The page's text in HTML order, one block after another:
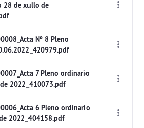
28 de xullo de
Nº 8 Pleno
7 Pleno ordinario
2022_410073.pdf
6 Pleno ordinario
2022_404158.pdf